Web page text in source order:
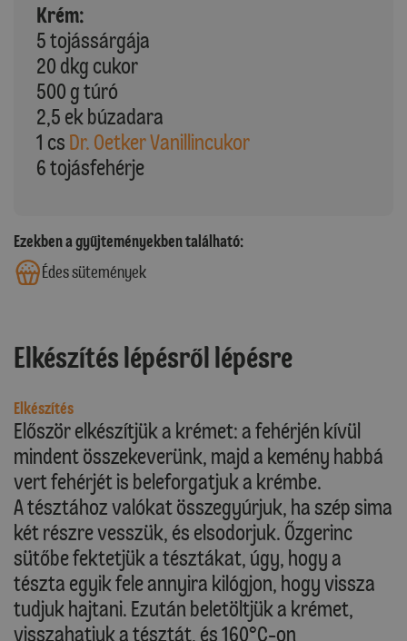
Krém:
5 tojássárgája
20 dkg cukor
500 g túró
2,5 ek búzadara
1 cs Dr. Oetker Vanillincukor
6 tojásfehérje
Ezekben a gyűjteményekben található:
Édes sütemények
Elkészítés lépésről lépésre
Elkészítés
Először elkészítjük a krémet: a fehérjén kívül
mindent összekeverünk, majd a kemény habbá
vert fehérjét is beleforgatjuk a krémbe.
A tésztához valókat összegyúrjuk, ha szép sima
két részre vesszük, és elsodorjuk. Őzgerinc
sütőbe fektetjük a tésztákat, úgy, hogy a
tészta egyik fele annyira kilógjon, hogy vissza
tudjuk hajtani. Ezután beletöltjük a krémet,
visszahatjuk a tésztát, és 160°C-on